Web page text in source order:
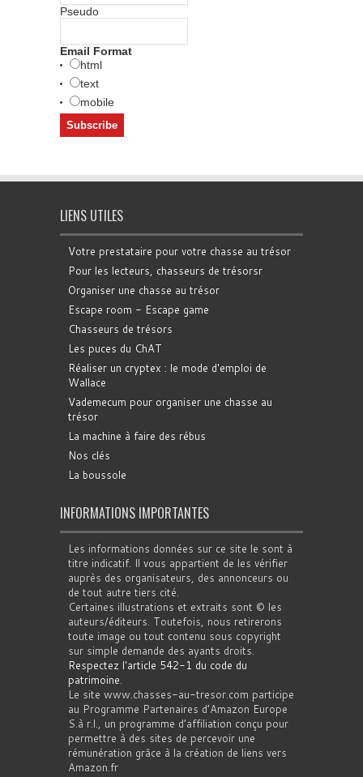
Pseudo
Email Format
html
text
mobile
LIENS UTILES
Votre prestataire pour votre chasse au trésor
Pour les lecteurs, chasseurs de trésorsr
Organiser une chasse au trésor
Escape room - Escape game
Chasseurs de trésors
Les puces du ChAT
Réaliser un cryptex : le mode d'emploi de
Wallace
Vademecum pour organiser une chasse au
trésor
La machine à faire des rébus
Nos clés
La boussole
INFORMATIONS IMPORTANTES
Les informations données sur ce site le sont à
titre indicatif. Il vous appartient de les vérifier
auprès des organisateurs, des annonceurs ou
de tout autre tiers cité.
Certaines illustrations et extraits sont © les
auteurs/éditeurs. Toutefois, nous retirerons
toute image ou tout contenu sous copyright
sur simple demande des ayants droits.
Respectez l'article 542-1 du code du
patrimoine.
Le site www.chasses-au-tresor.com participe
au Programme Partenaires d’Amazon Europe
S.à r.l., un programme d’affiliation conçu pour
permettre à des sites de percevoir une
rémunération grâce à la création de liens vers
Amazon.fr